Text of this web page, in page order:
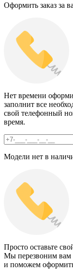
Оформить заказ за
Нет времени
заполнит все
свой телефонный
время.
Модели нет в
Просто оставьте
Мы перезвоним вам
и поможем